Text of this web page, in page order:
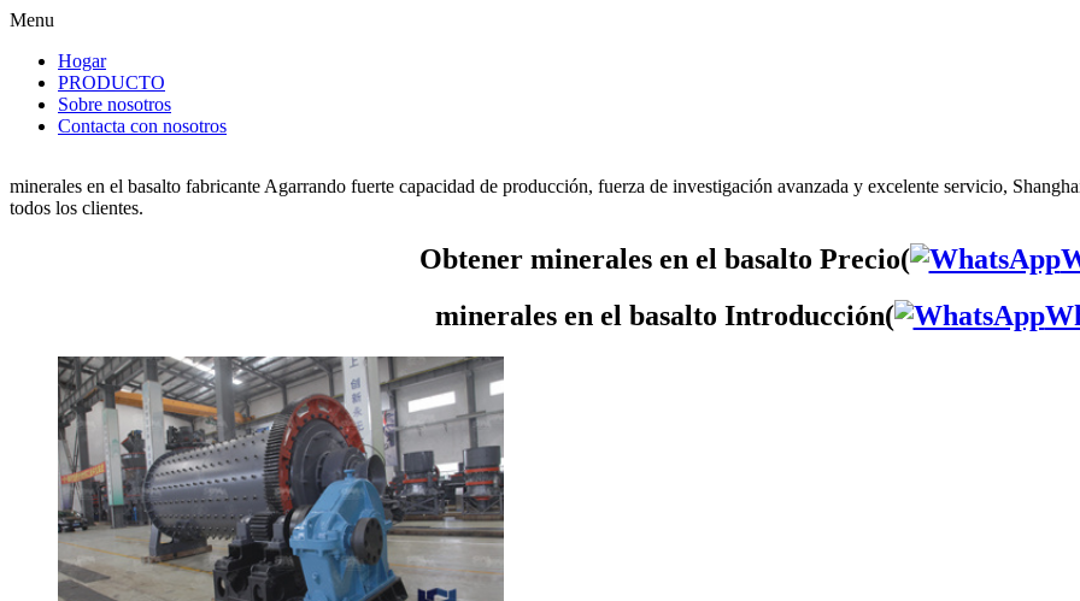
Menu
Hogar
PRODUCTO
Sobre nosotros
Contacta con nosotros
minerales en el basalto fabricante Agarrando fuerte capacidad de producción, fuerza de investigación avanzada y excelente servicio,
todos los clientes.
Obtener minerales en el basalto Precio(
minerales en el basalto Introducción(